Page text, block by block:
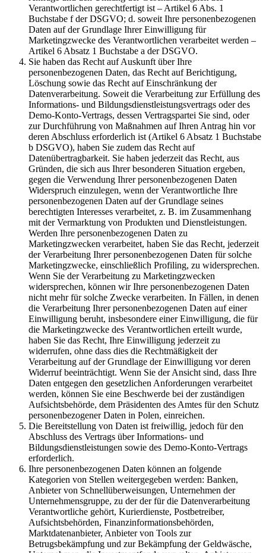
Verantwortlichen gerechtfertigt ist – Artikel 6 Abs. 1
Buchstabe f der DSGVO; d. soweit Ihre personenbezogenen
Daten auf der Grundlage Ihrer Einwilligung für
Marketingzwecke des Verantwortlichen verarbeitet werden –
Artikel 6 Absatz 1 Buchstabe a der DSGVO.
Sie haben das Recht auf Auskunft über Ihre
personenbezogenen Daten, das Recht auf Berichtigung,
Löschung sowie das Recht auf Einschränkung der
Datenverarbeitung. Soweit die Verarbeitung zur Erfüllung des
Informations- und Bildungsdienstleistungsvertrags oder des
Demo-Konto-Vertrags, dessen Vertragspartei Sie sind, oder
zur Durchführung von Maßnahmen auf Ihren Antrag hin vor
deren Abschluss erforderlich ist (Artikel 6 Absatz 1 Buchstabe
b DSGVO), haben Sie zudem das Recht auf
Datenübertragbarkeit. Sie haben jederzeit das Recht, aus
Gründen, die sich aus Ihrer besonderen Situation ergeben,
gegen die Verwendung Ihrer personenbezogenen Daten
Widerspruch einzulegen, wenn der Verantwortliche Ihre
personenbezogenen Daten auf der Grundlage seines
berechtigten Interesses verarbeitet, z. B. im Zusammenhang
mit der Vermarktung von Produkten und Dienstleistungen.
Werden Ihre personenbezogenen Daten zu
Marketingzwecken verarbeitet, haben Sie das Recht, jederzeit
der Verarbeitung Ihrer personenbezogenen Daten für solche
Marketingzwecke, einschließlich Profiling, zu widersprechen.
Wenn Sie der Verarbeitung zu Marketingzwecken
widersprechen, können wir Ihre personenbezogenen Daten
nicht mehr für solche Zwecke verarbeiten. In Fällen, in denen
die Verarbeitung Ihrer personenbezogenen Daten auf einer
Einwilligung beruht, insbesondere einer Einwilligung, die für
die Marketingzwecke des Verantwortlichen erteilt wurde,
haben Sie das Recht, Ihre Einwilligung jederzeit zu
widerrufen, ohne dass dies die Rechtmäßigkeit der
Verarbeitung auf der Grundlage der Einwilligung vor deren
Widerruf beeinträchtigt. Wenn Sie der Ansicht sind, dass Ihre
Daten entgegen den gesetzlichen Anforderungen verarbeitet
werden, können Sie eine Beschwerde bei der zuständigen
Aufsichtsbehörde, dem Präsidenten des Amtes für den Schutz
personenbezogener Daten in Polen, einreichen.
Die Bereitstellung von Daten ist freiwillig, jedoch für den
Abschluss des Vertrags über Informations- und
Bildungsdienstleistungen sowie des Demo-Konto-Vertrags
erforderlich.
Ihre personenbezogenen Daten können an folgende
Kategorien von Stellen weitergegeben werden: Banken,
Anbieter von Schnellüberweisungen, Unternehmen der
Unternehmensgruppe, zu der der für die Datenverarbeitung
Verantwortliche gehört, Kurierdienste, Postbetreiber,
Aufsichtsbehörden, Finanzinformationsbehörden,
Marktdatenanbieter, Anbieter von Tools zur
Betrugsbekämpfung und zur Bekämpfung der Geldwäsche,